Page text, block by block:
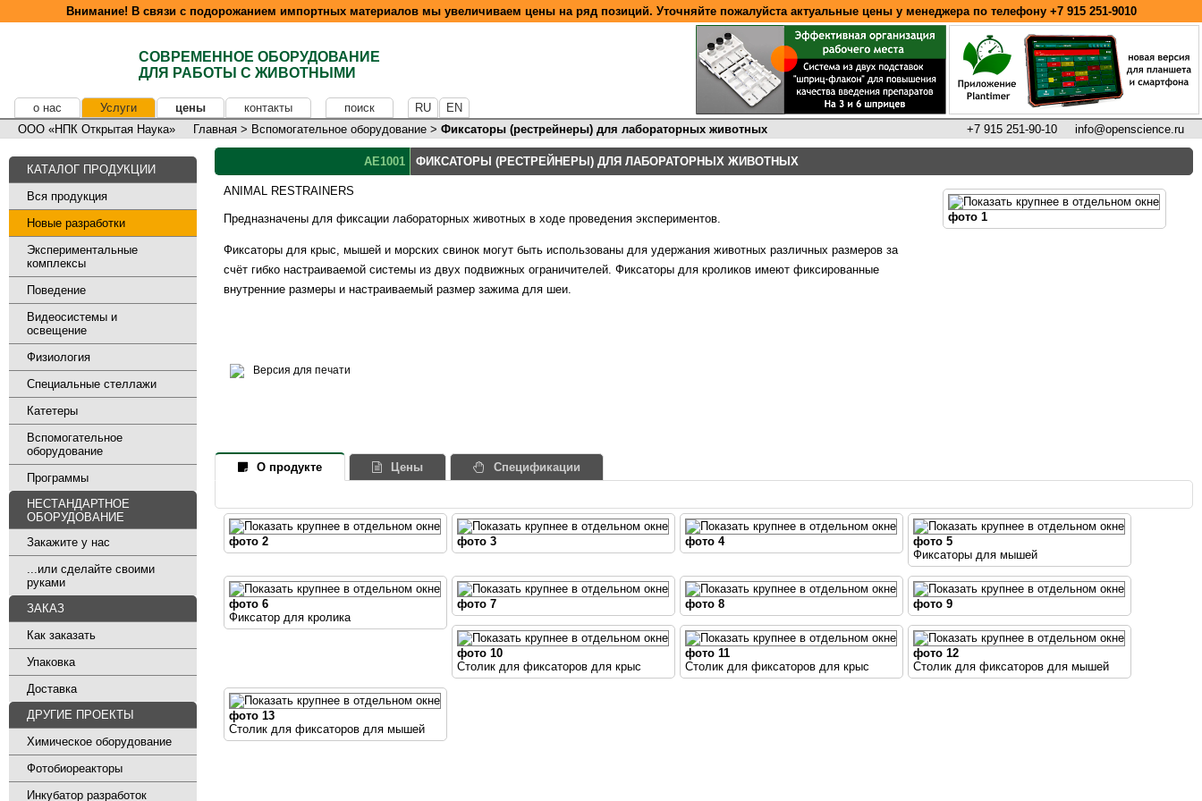
Внимание! В связи с подорожанием импортных материалов мы увеличиваем цены на ряд позиций. Уточняйте пожалуйста актуальные цены у менеджера по телефону +7 915 251-9010
СОВРЕМЕННОЕ ОБОРУДОВАНИЕ
ДЛЯ РАБОТЫ С ЖИВОТНЫМИ
о нас Услуги цены контакты поиск RU
EN
info@openscience.ru
+7 915 251-90-10
ООО «НПК Открытая Наука» Главная > Вспомогательное оборудование > Фиксаторы (рестрейнеры) для лабораторных животных
КАТАЛОГ ПРОДУКЦИИ
Вся продукция
Новые разработки
Экспериментальные
комплексы
Поведение
Видеосистемы и
освещение
Физиология
Специальные стеллажи
Катетеры
Вспомогательное
оборудование
Программы
НЕСТАНДАРТНОЕ
ОБОРУДОВАНИЕ
Закажите у нас
...или сделайте своими
руками
ЗАКАЗ
Как заказать
Упаковка
Доставка
ДРУГИЕ ПРОЕКТЫ
Химическое оборудование
Фотобиореакторы
Инкубатор разработок
AE1001 ФИКСАТОРЫ (РЕСТРЕЙНЕРЫ) ДЛЯ ЛАБОРАТОРНЫХ ЖИВОТНЫХ
ANIMAL RESTRAINERS
Предназначены для фиксации лабораторных животных в ходе проведения экспериментов.
Фиксаторы для крыс, мышей и морских свинок могут быть использованы для удержания животных различных размеров за
счёт гибко настраиваемой системы из двух подвижных ограничителей. Фиксаторы для кроликов имеют фиксированные
внутренние размеры и настраиваемый размер зажима для шеи.
Версия для печати
фото 1
О продукте Цены Спецификации
фото 2 фото 3 фото 4
фото 5
Фиксаторы для мышей
фото 6
Фиксатор для кролика
фото 7 фото 8 фото 9
фото 10
Столик для фиксаторов для крыс
фото 11
Столик для фиксаторов для крыс
фото 12
Столик для фиксаторов для мышей
фото 13
Столик для фиксаторов для мышей